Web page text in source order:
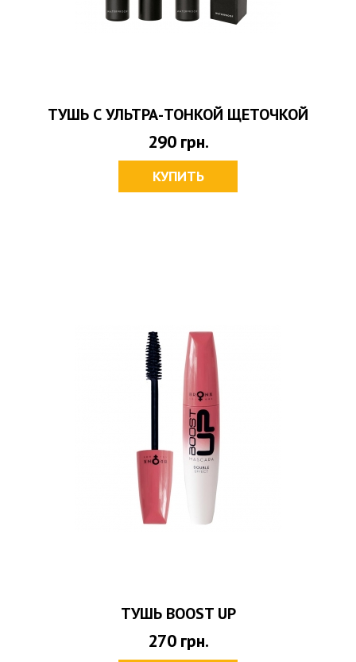
ТУШЬ С УЛЬТРА-ТОНКОЙ ЩЕТОЧКОЙ
290 грн.
КУПИТЬ
ТУШЬ BOOST UP
270 грн.